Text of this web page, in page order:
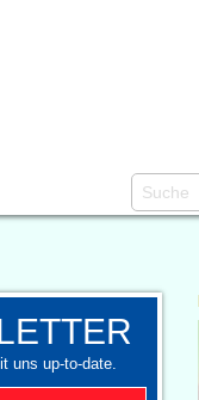
uns up-to-date.